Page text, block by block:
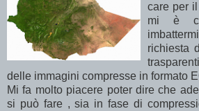
care per
mi è
richiesta
delle immagini compresse in formato
Mi fa molto piacere poter dire che
si può fare , sia in fase di